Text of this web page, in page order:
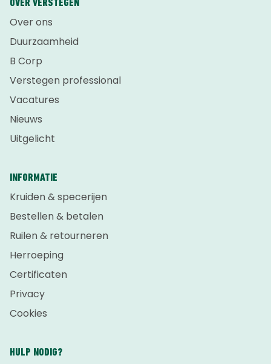
OVER VERSTEGEN
Over ons
Duurzaamheid
B Corp
Verstegen professional
Vacatures
Nieuws
Uitgelicht
INFORMATIE
Kruiden & specerijen
Bestellen & betalen
Ruilen & retourneren
Herroeping
Certificaten
Privacy
Cookies
HULP NODIG?